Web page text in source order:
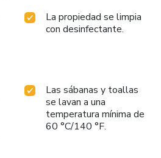
La propiedad se limpia
con desinfectante.
Las sábanas y toallas
se lavan a una
temperatura mínima de
60 °C/140 °F.